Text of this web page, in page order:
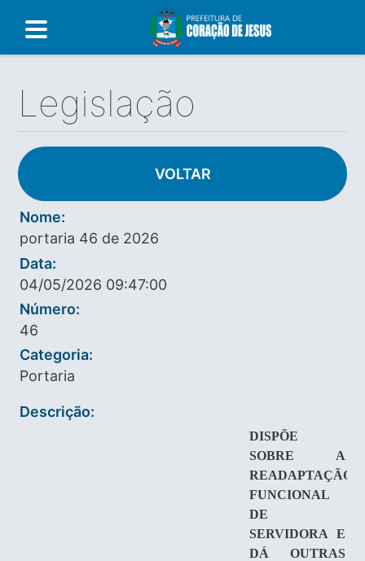
Legislação
VOLTAR
Nome:
portaria 46 de 2026
Data:
04/05/2026 09:47:00
Número:
46
Categoria:
Portaria
Descrição:
DISPÕE
SOBRE A
READAPTAÇÃO
FUNCIONAL
DE
SERVIDORA E
DÁ OUTRAS